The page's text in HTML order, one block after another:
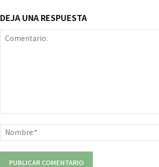
DEJA UNA RESPUESTA